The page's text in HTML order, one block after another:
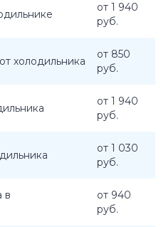
от 1 940
руб.
холодильника
от 850
руб.
от 1 940
руб.
от 1 030
руб.
в
от 940
руб.